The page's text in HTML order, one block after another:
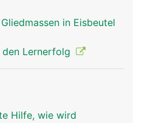
in Eisbeutel
Lernerfolg
Hilfe, wie wird